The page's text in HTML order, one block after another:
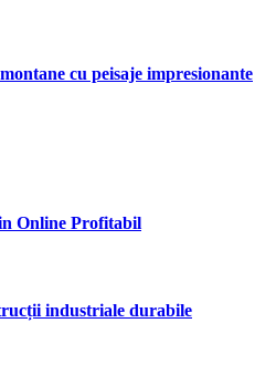
cu peisaje impresionante
Online Profitabil
industriale durabile